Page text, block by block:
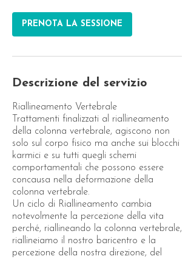
PRENOTA LA SESSIONE
Descrizione del servizio
Riallineamento Vertebrale
Trattamenti finalizzati al riallineamento
della colonna vertebrale, agiscono non
solo sul corpo fisico ma anche sui blocchi
karmici e su tutti quegli schemi
comportamentali che possono essere
concausa nella deformazione della
colonna vertebrale.
Un ciclo di Riallineamento cambia
notevolmente la percezione della vita
perché, riallineando la colonna vertebrale,
riallineiamo il nostro baricentro e la
percezione della nostra direzione, del